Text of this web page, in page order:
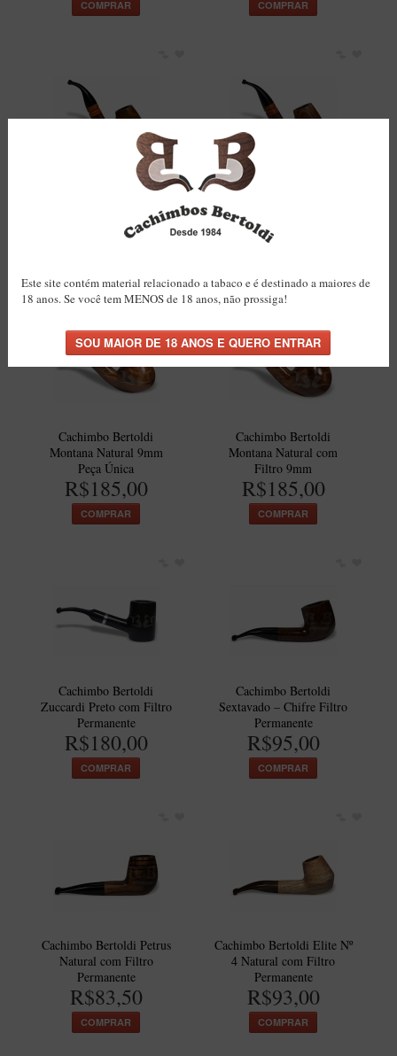
COMPRAR COMPRAR
Cachimbo Bertoldi Itália
R$189,50
Cachimbo Bertoldi Itália
R$189,50
Cachimbo Bertoldi
Montana Natural 9mm
Peça Única
R$185,00
COMPRAR
Cachimbo Bertoldi
Montana Natural com
Filtro 9mm
R$185,00
COMPRAR
Cachimbo Bertoldi
Zuccardi Preto com Filtro
Permanente
R$180,00
COMPRAR
Cachimbo Bertoldi
Sextavado – Chifre Filtro
Permanente
R$95,00
COMPRAR
Cachimbo Bertoldi Petrus
Natural com Filtro
Permanente
R$83,50
COMPRAR
Cachimbo Bertoldi Elite Nº
4 Natural com Filtro
Permanente
R$93,00
COMPRAR
Este site contém material relacionado a tabaco e é destinado a maiores de
18 anos. Se você tem MENOS de 18 anos, não prossiga!